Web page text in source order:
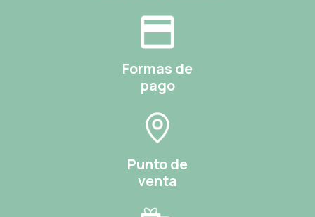
Formas de
pago
Punto de
venta